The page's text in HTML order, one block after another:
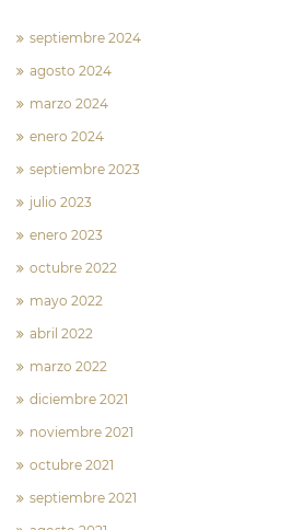
septiembre 2024
agosto 2024
marzo 2024
enero 2024
septiembre 2023
julio 2023
enero 2023
octubre 2022
mayo 2022
abril 2022
marzo 2022
diciembre 2021
noviembre 2021
octubre 2021
septiembre 2021